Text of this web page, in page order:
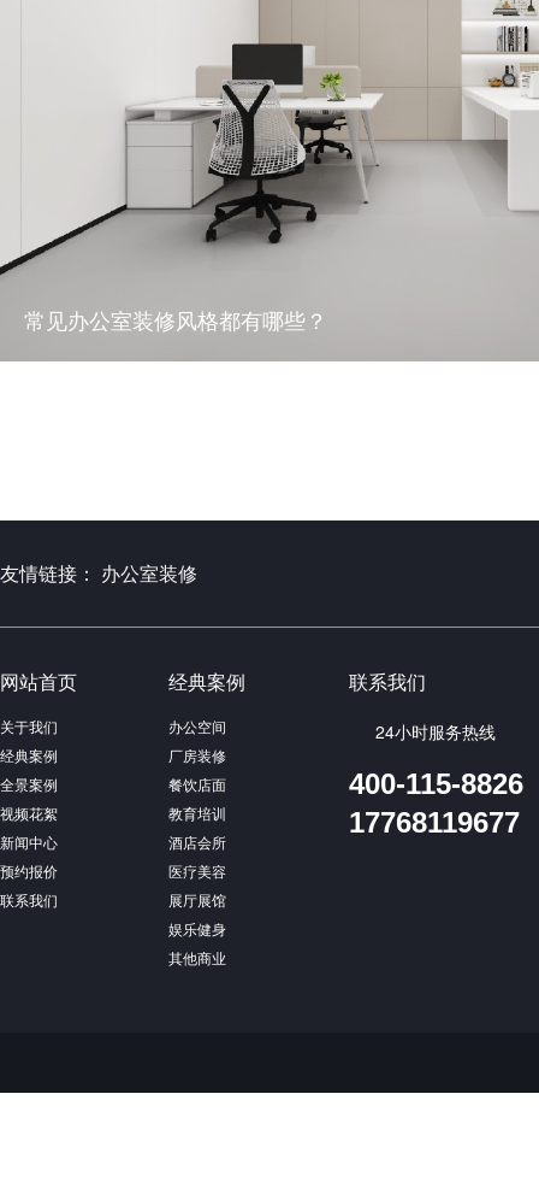
超全的办公装修避坑指南，助你打造理想办公环境!
友情链接： 办公室装修
网站首页
关于我们
经典案例
全景案例
视频花絮
新闻中心
预约报价
联系我们
经典案例
办公空间
厂房装修
餐饮店面
教育培训
酒店会所
医疗美容
展厅展馆
娱乐健身
其他商业
联系我们
24小时服务热线
400-115-8826
17768119677